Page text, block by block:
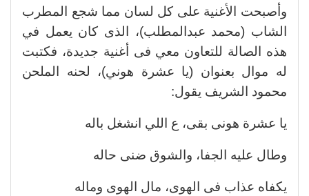
وأصبحت الأغنية على كل لسان مما شجع المطرب
الشاب (محمد عبدالمطلب)، الذى كان يعمل في
هذه الصالة للتعاون معي فى أغنية جديدة، فكتبت
له موال بعنوان (يا عشرة هوني)، لحنه الملحن
محمود الشريف يقول:
يا عشرة هونى بقى، ع اللي انشغل باله
وطال عليه الجفا، والشوق ضنى حاله
يكفاه عذاب فى الهوى، مال الهوى وماله